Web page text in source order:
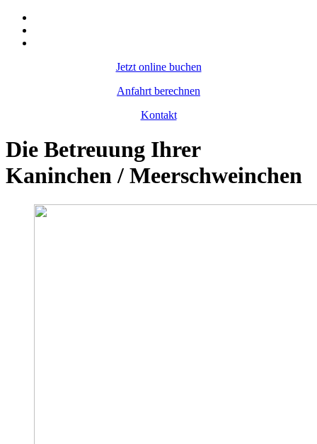
Jetzt online buchen
Anfahrt berechnen
Kontakt
Die Betreuung Ihrer
Kaninchen / Meerschweinchen